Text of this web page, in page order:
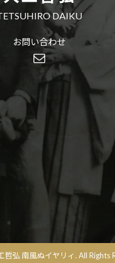
DAIKU
お問い合わせ
弘 南風ぬイヤリィ. All Rights